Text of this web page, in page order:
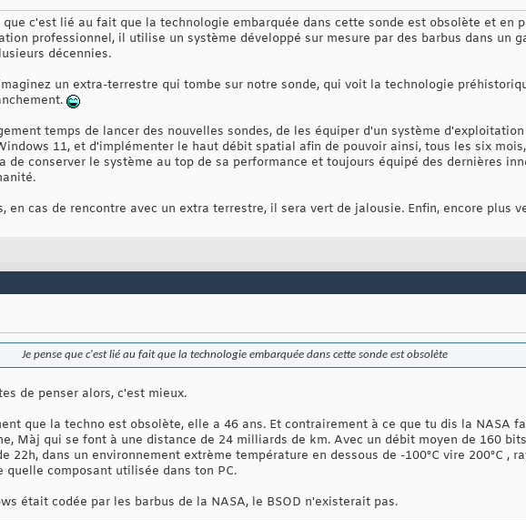
que c'est lié au fait que la technologie embarquée dans cette sonde est obsolète et en
professionnel, il utilise un système développé sur mesure par des barbus dans un
décennies.
un extra-terrestre qui tombe sur notre sonde, qui voit la technologie
temps de lancer des nouvelles sondes, de les équiper d'un système
11, et d'implémenter le haut débit spatial afin de pouvoir ainsi, tous les six
de conserver le système au top de sa performance et toujours équipé des dernières
en cas de rencontre avec un extra terrestre, il sera vert de jalousie. Enfin, encore plus
Je pense que c'est lié au fait que la technologie embarquée dans cette sonde est obsolète
de penser alors, c'est mieux.
que la techno est obsolète, elle a 46 ans. Et contrairement à ce que tu dis la NASA
Màj qui se font à une distance de 24 milliards de km. Avec un débit moyen de 160
22h, dans un environnement extrème température en dessous de -100°C vire 200°C ,
quelle composant utilisée dans ton PC.
était codée par les barbus de la NASA, le BSOD n'existerait pas.